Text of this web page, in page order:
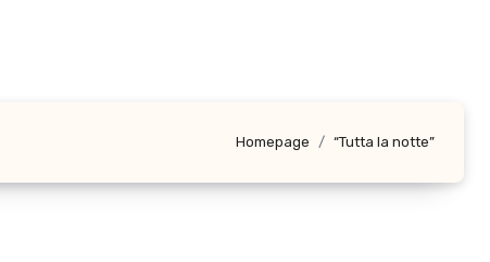
Homepage “Tutta la notte”